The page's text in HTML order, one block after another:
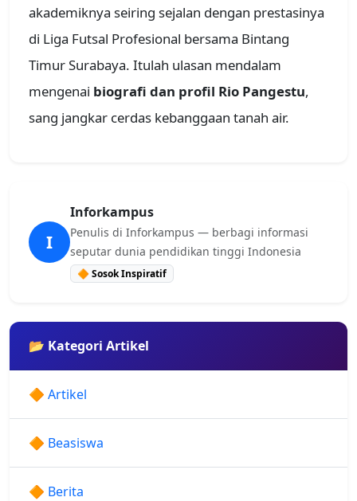
akademiknya seiring sejalan dengan prestasinya
di Liga Futsal Profesional bersama Bintang
Timur Surabaya. Itulah ulasan mendalam
mengenai biografi dan profil Rio Pangestu,
sang jangkar cerdas kebanggaan tanah air.
I
Inforkampus
Penulis di Inforkampus — berbagi informasi
seputar dunia pendidikan tinggi Indonesia
🔶 Sosok Inspiratif
📂 Kategori Artikel
🔶 Artikel
🔶 Beasiswa
🔶 Berita